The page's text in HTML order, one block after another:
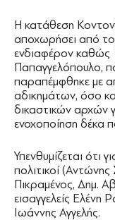
Η κατάθεση
αποχωρήσει από
ενδιαφέρον καθώς
Παπαγγελόπουλο,
παραπέμφθηκε με
αδικημάτων, όσο
δικαστικών αρχών
ενοχοποίηση δέκα
Υπενθυμίζεται ότι
πολιτικοί
Πικραμένος, Δημ.
εισαγγελείς Ελένη
Ιωάννης Αγγελής.